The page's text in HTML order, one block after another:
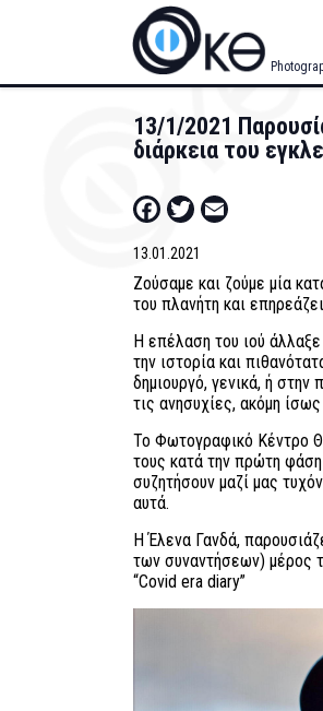
13/1/2021
διάρκεια του
Facebook
Twitter
13.01.2021
Ζούσαμε και ζούμε μία
του πλανήτη και
Η επέλαση του ιού άλλαξε
την ιστορία και
δημιουργό, γενικά, ή
τις ανησυχίες, ακόμη
Το Φωτογραφικό Κέντρο
τους κατά την πρώτη φάση
συζητήσουν μαζί μας
αυτά.
Η Έλενα Γανδά,
των συναντήσεων) μέρος
“Covid era diary”